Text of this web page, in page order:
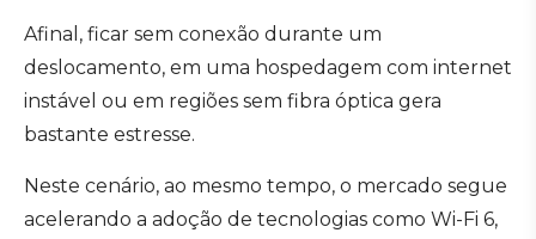
Afinal, ficar sem conexão durante um
deslocamento, em uma hospedagem com internet
instável ou em regiões sem fibra óptica gera
bastante estresse.
Neste cenário, ao mesmo tempo, o mercado segue
acelerando a adoção de tecnologias como Wi-Fi 6,